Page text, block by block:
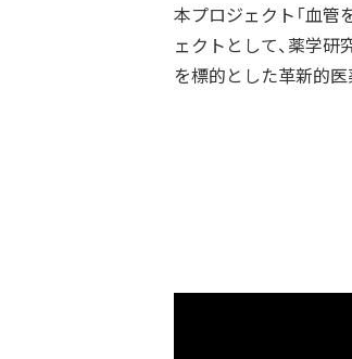
本プロジェクト「血管
ェクトとして、薬学研
を標的とした革新的